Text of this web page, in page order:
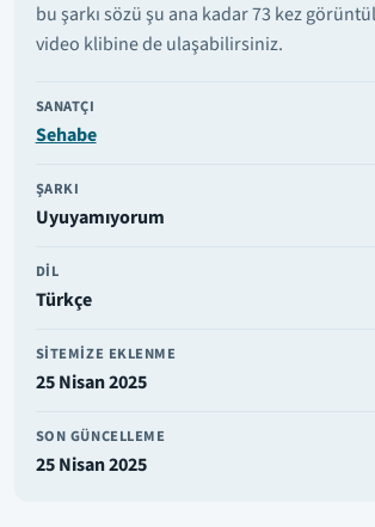
bu şarkı sözü şu ana kadar 73 kez
video klibine de ulaşabilirsiniz.
SANATÇI
Sehabe
ŞARKI
Uyuyamıyorum
DIL
Türkçe
SITEMIZE EKLENME
25 Nisan 2025
SON GÜNCELLEME
25 Nisan 2025